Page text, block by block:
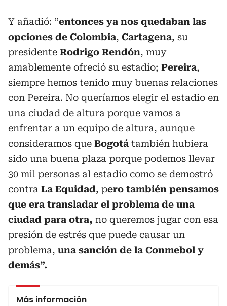
Y añadió: “entonces ya nos quedaban las
opciones de Colombia, Cartagena, su
presidente Rodrigo Rendón, muy
amablemente ofreció su estadio; Pereira,
siempre hemos tenido muy buenas relaciones
con Pereira. No queríamos elegir el estadio en
una ciudad de altura porque vamos a
enfrentar a un equipo de altura, aunque
consideramos que Bogotá también hubiera
sido una buena plaza porque podemos llevar
30 mil personas al estadio como se demostró
contra La Equidad, pero también pensamos
que era transladar el problema de una
ciudad para otra, no queremos jugar con esa
presión de estrés que puede causar un
problema, una sanción de la Conmebol y
demás”.
Más información